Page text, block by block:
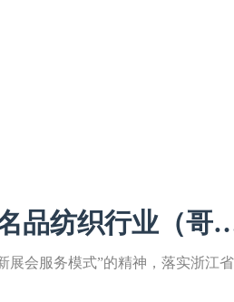
品纺织行业（哥
展览会”，硬核启
展会服务模式”的精神，落实浙江